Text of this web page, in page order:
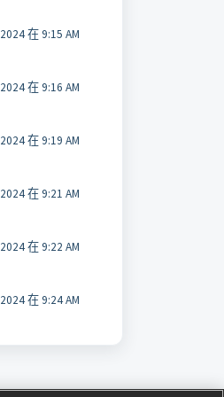
在 9:15 AM
在 9:16 AM
在 9:19 AM
在 9:21 AM
在 9:22 AM
在 9:24 AM